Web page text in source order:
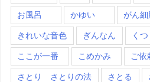
お風呂 かゆい がん細
きれいな音色 ぎんなん くつ
ここが一番 こめかみ ご依
さとり さとりの法 さとる